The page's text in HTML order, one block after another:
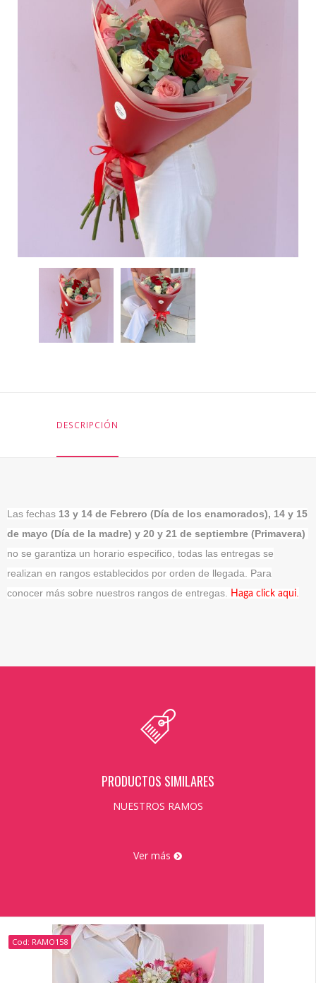
DESCRIPCIÓN
Las fechas 13 y 14 de Febrero (Día de los enamorados), 14 y 15
de mayo (Día de la madre) y 20 y 21 de septiembre (Primavera)
no se garantiza un horario especifico, todas las entregas se
realizan en rangos establecidos por orden de llegada. Para
conocer más sobre nuestros rangos de entregas.
Haga click aqui
PRODUCTOS SIMILARES
NUESTROS RAMOS
Ver más
Cod: RAMO158